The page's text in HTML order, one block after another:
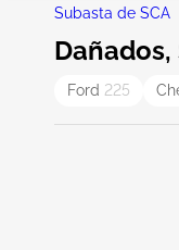
Subasta de SCA
Dañados,
Ford 225